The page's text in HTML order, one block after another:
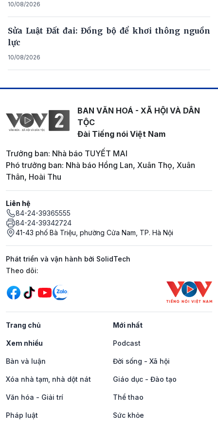
10/08/2026
Sửa Luật Đất đai: Đồng bộ để khơi thông nguồn
lực
10/08/2026
BAN VĂN HOÁ - XÃ HỘI VÀ DÂN
TỘC
Đài Tiếng nói Việt Nam
Trưởng ban: Nhà báo TUYẾT MAI
Phó trưởng ban: Nhà báo Hồng Lan, Xuân Thọ, Xuân
Thân, Hoài Thu
Liên hệ
84-24-39365555
84-24-39342724
41-43 phố Bà Triệu, phường Cửa Nam, TP. Hà Nội
Phát triển và vận hành bởi SolidTech
Mạng xã hội
Theo dõi:
Trang chủ Mới nhất
Xem nhiều Podcast
Bàn và luận Đời sống - Xã hội
Xóa nhà tạm, nhà dột nát Giáo dục - Đào tạo
Văn hóa - Giải trí Thể thao
Pháp luật Sức khỏe